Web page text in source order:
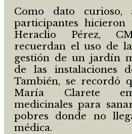
Como dato curioso,
participantes hicieron
Heraclio Pérez,
recuerdan el uso de
gestión de un jardín
de las instalaciones
También, se recordó
María Clarete
medicinales para
pobres donde no
médica.